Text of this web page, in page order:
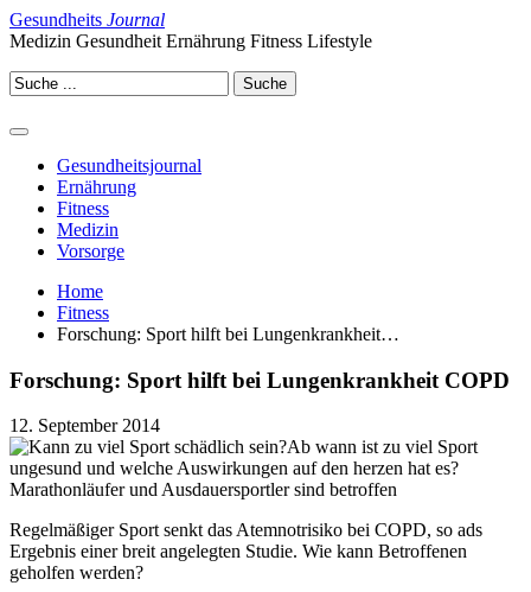
Gesundheits Journal
Medizin Gesundheit Ernährung Fitness Lifestyle
Gesundheitsjournal
Ernährung
Fitness
Medizin
Vorsorge
Home
Fitness
Forschung: Sport hilft bei Lungenkrankheit…
Forschung: Sport hilft bei Lungenkrankheit COPD
12. September 2014
Ab wann ist zu viel Sport
ungesund und welche Auswirkungen auf den herzen hat es?
Marathonläufer und Ausdauersportler sind betroffen
Regelmäßiger Sport senkt das Atemnotrisiko bei COPD, so ads
Ergebnis einer breit angelegten Studie. Wie kann Betroffenen
geholfen werden?